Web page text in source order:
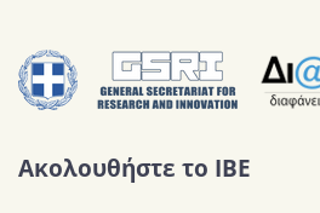
Ακολουθήστε το IBE